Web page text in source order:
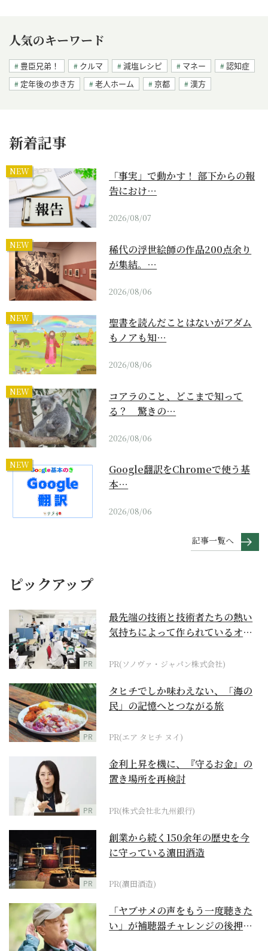
人気のキーワード
豊臣兄弟！ クルマ 減塩レシピ マネー
認知症
定年後の歩き方
老人ホーム 京都 漢方
新着記事
NEW
「事実」で動かす！ 部下からの報
告におけ…
2026/08/07
NEW
稀代の浮世絵師の作品200点余り
が集結。…
2026/08/06
NEW
聖書を読んだことはないがアダム
もノアも知…
2026/08/06
NEW
コアラのこと、どこまで知って
る？ 驚きの…
2026/08/06
NEW
Google翻訳をChromeで使う基
本…
2026/08/06
記事一覧へ
ピックアップ
PR
最先端の技術と技術者たちの熱い
気持ちによって作られているオー
PR(ソノヴァ・ジャパン株式会社)
PR
タヒチでしか味わえない、「海の
民」の記憶へとつながる旅
PR(エア タヒチ ヌイ)
PR
金利上昇を機に、『守るお金』の
置き場所を再検討
PR(株式会社北九州銀行)
PR
創業から続く150余年の歴史を今
に守っている濵田酒造
PR(濵田酒造)
「ヤブサメの声をもう一度聴きた
い」が補聴器チャレンジの後押し